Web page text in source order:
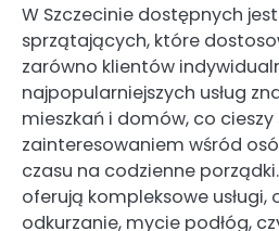
W Szczecinie dostępnych
sprzątających, które
zarówno klientów
najpopularniejszych usług
mieszkań i domów, co cieszy
zainteresowaniem wśród
czasu na codzienne
oferują kompleksowe usługi,
odkurzanie, mycie podłóg,